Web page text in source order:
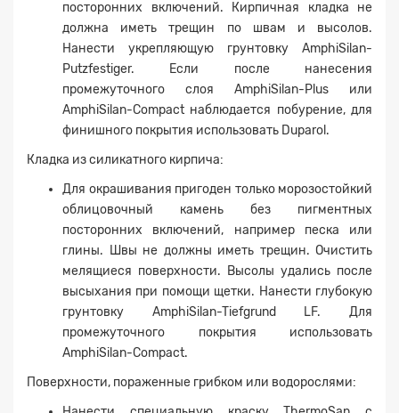
посторонних включений. Кирпичная кладка не
должна иметь трещин по швам и высолов.
Нанести укрепляющую грунтовку AmphiSilan-
Putzfestiger. Если после нанесения
промежуточного слоя AmphiSilan-Plus или
AmphiSilan-Compact наблюдается побурение, для
финишного покрытия использовать Duparol.
Кладка из силикатного кирпича:
Для окрашивания пригоден только морозостойкий
облицовочный камень без пигментных
посторонних включений, например песка или
глины. Швы не должны иметь трещин. Очистить
мелящиеся поверхности. Высолы удались после
высыхания при помощи щетки. Нанести глубокую
грунтовку AmphiSilan-Tiefgrund LF. Для
промежуточного покрытия использовать
AmphiSilan-Compact.
Поверхности, пораженные грибком или водорослями:
Заявка на расчет ×